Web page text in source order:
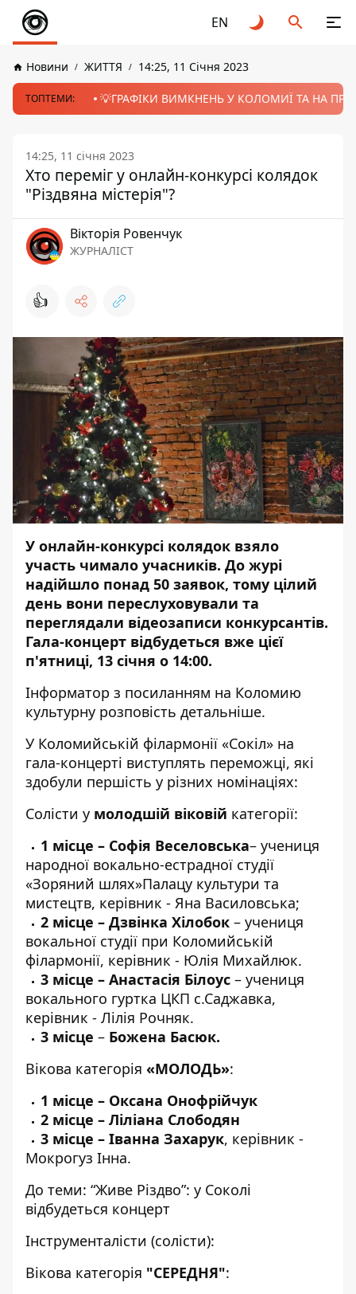
EN
Новини ЖИТТЯ 14:25, 11 Січня 2023
ТОПТЕМИ: 💡ГРАФІКИ ВИМКНЕНЬ У КОЛОМИЇ ТА НА
14:25, 11 січня 2023
Хто переміг у онлайн-конкурсі колядок
"Різдвяна містерія"?
Вікторія Ровенчук
ЖУРНАЛІСТ
👍
У онлайн-конкурсі колядок взяло
участь чимало учасників. До журі
надійшло понад 50 заявок, тому цілий
день вони переслуховували та
переглядали відеозаписи конкурсантів.
Гала-концерт відбудеться вже цієї
п'ятниці, 13 січня о 14:00.
Інформатор з посиланням на Коломию
культурну розповість детальніше.
У Коломийській філармонії «Сокіл» на
гала-концерті виступлять переможці, які
здобули першість у різних номінаціях:
Солісти у молодшій віковій категорії:
1 місце – Софія Веселовська– учениця
народної вокально-естрадної студії
«Зоряний шлях»Палацу культури та
мистецтв, керівник - Яна Василовська;
2 місце – Дзвінка Хілобок – учениця
вокальної студії при Коломийській
філармонії, керівник - Юлія Михайлюк.
3 місце – Анастасія Білоус – учениця
вокального гуртка ЦКП с.Саджавка,
керівник - Лілія Рочняк.
3 місце – Божена Басюк.
Вікова категорія «МОЛОДЬ»:
1 місце – Оксана Онофрійчук
2 місце – Ліліана Слободян
3 місце – Іванна Захарук, керівник -
Мокрогуз Інна.
До теми: “Живе Різдво”: у Соколі
відбудеться концерт
Інструменталісти (солісти):
Вікова категорія "СЕРЕДНЯ":